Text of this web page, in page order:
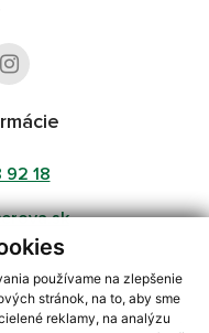
používame na zlepšenie
stránok, na to, aby sme
reklamy, na analýzu
92 18
s využitím RSS